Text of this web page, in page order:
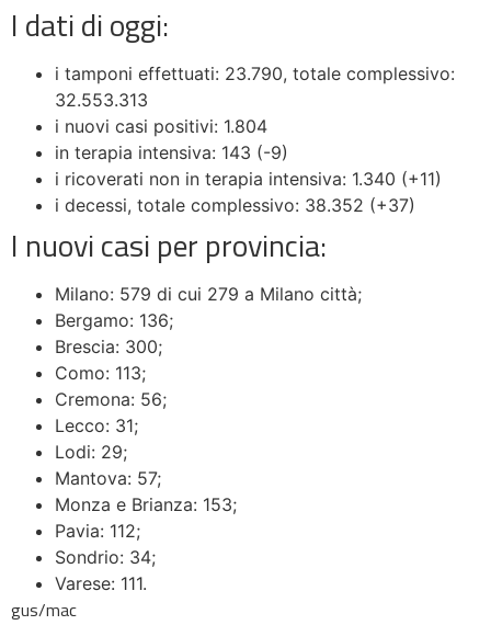
I dati di oggi:
i tamponi effettuati: 23.790, totale complessivo:
32.553.313
i nuovi casi positivi: 1.804
in terapia intensiva: 143 (-9)
i ricoverati non in terapia intensiva: 1.340 (+11)
i decessi, totale complessivo: 38.352 (+37)
I nuovi casi per provincia:
Milano: 579 di cui 279 a Milano città;
Bergamo: 136;
Brescia: 300;
Como: 113;
Cremona: 56;
Lecco: 31;
Lodi: 29;
Mantova: 57;
Monza e Brianza: 153;
Pavia: 112;
Sondrio: 34;
Varese: 111.
gus/mac